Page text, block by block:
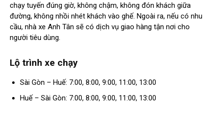
chạy tuyến đúng giờ, không chậm, không đón khách giữa
đường, không nhồi nhét khách vào ghế. Ngoài ra, nếu có nhu
cầu, nhà xe Anh Tân sẽ có dịch vụ giao hàng tận nơi cho
người tiêu dùng.
Lộ trình xe chạy
Sài Gòn – Huế: 7:00, 8:00, 9:00, 11:00, 13:00
Huế – Sài Gòn: 7:00, 8:00, 9:00, 11:00, 13:00